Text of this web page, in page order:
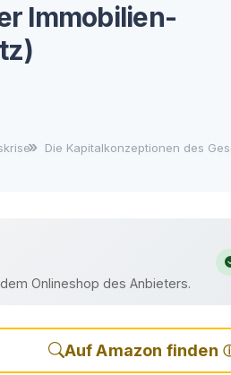
Immobilien-
Die Kapitalkonzeptionen des
Onlineshop des Anbieters.
Auf Amazon finden